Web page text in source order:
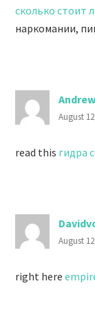
сколько стоит
наркомании,
August
read this гидра
August
right here